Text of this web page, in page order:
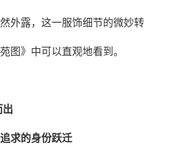
外露，这一服饰细节的微妙转
图》中可以直观地看到。
出
求的身份跃迁